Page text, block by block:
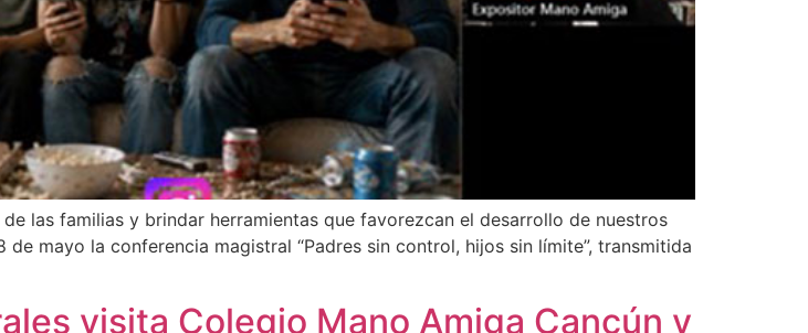
las familias y brindar herramientas que favorezcan el desarrollo de nuestros
mayo la conferencia magistral “Padres sin control, hijos sin límite”, transmitida
visita Colegio Mano Amiga Cancún y